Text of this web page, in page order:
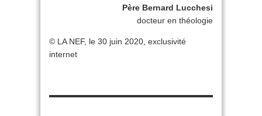
Père Bernard Lucchesi
docteur en théologie
© LA NEF, le 30 juin 2020, exclusivité
internet